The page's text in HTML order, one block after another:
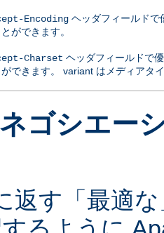
Encodingヘッダフィールドで
ができます。
Charset ヘッダフィールドで
できます。 variant はメディアタ
ゴシエー
返す「最適